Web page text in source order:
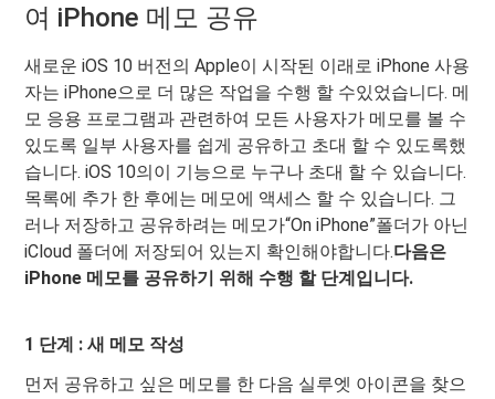
여 iPhone 메모 공유
새로운 iOS 10 버전의 Apple이 시작된 이래로 iPhone 사용
자는 iPhone으로 더 많은 작업을 수행 할 수있었습니다. 메
모 응용 프로그램과 관련하여 모든 사용자가 메모를 볼 수
있도록 일부 사용자를 쉽게 공유하고 초대 할 수 있도록했
습니다. iOS 10의이 기능으로 누구나 초대 할 수 있습니다.
목록에 추가 한 후에는 메모에 액세스 할 수 있습니다. 그
러나 저장하고 공유하려는 메모가“On iPhone”폴더가 아닌
iCloud 폴더에 저장되어 있는지 확인해야합니다.다음은
iPhone 메모를 공유하기 위해 수행 할 단계입니다.
1 단계 : 새 메모 작성
먼저 공유하고 싶은 메모를 한 다음 실루엣 아이콘을 찾으